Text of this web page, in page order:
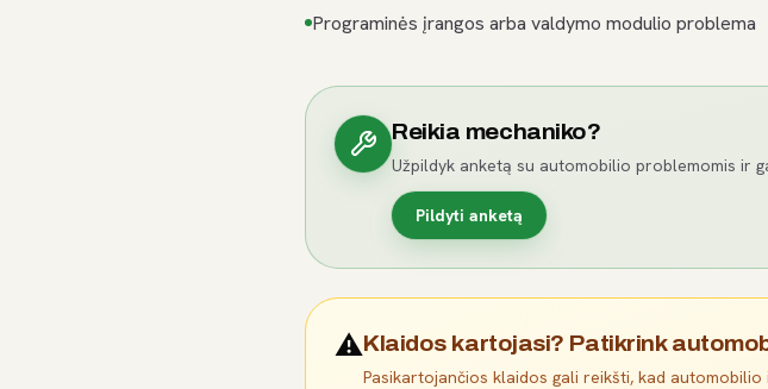
Programinės įrangos arba valdymo modulio problema
Reikia mechaniko?
Užpildyk anketą su automobilio problemomis ir
Pildyti anketą
⚠️Klaidos kartojasi? Patikrink
Pasikartojančios klaidos gali reikšti, kad